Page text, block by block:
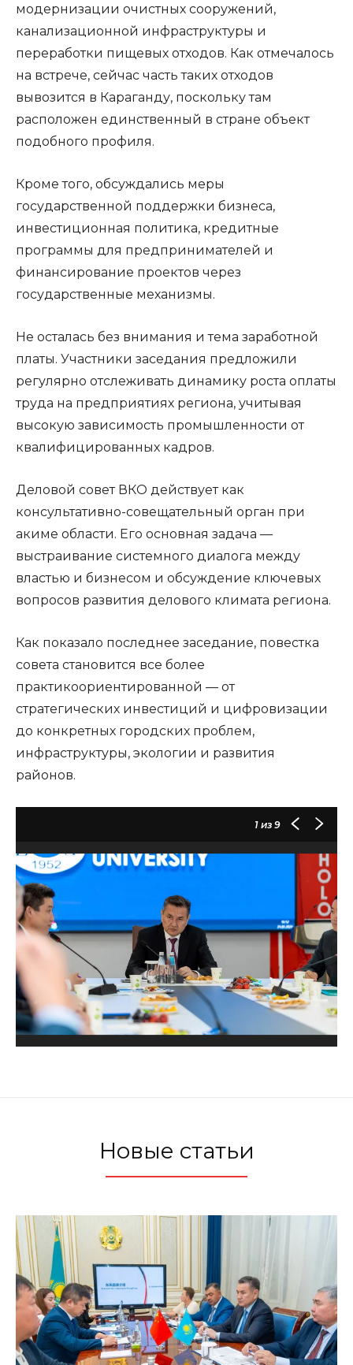
модернизации очистных сооружений,
канализационной инфраструктуры и
переработки пищевых отходов. Как отмечалось
на встрече, сейчас часть таких отходов
вывозится в Караганду, поскольку там
расположен единственный в стране объект
подобного профиля.
Кроме того, обсуждались меры
государственной поддержки бизнеса,
инвестиционная политика, кредитные
программы для предпринимателей и
финансирование проектов через
государственные механизмы.
Не осталась без внимания и тема заработной
платы. Участники заседания предложили
регулярно отслеживать динамику роста оплаты
труда на предприятиях региона, учитывая
высокую зависимость промышленности от
квалифицированных кадров.
Деловой совет ВКО действует как
консультативно-совещательный орган при
акиме области. Его основная задача —
выстраивание системного диалога между
властью и бизнесом и обсуждение ключевых
вопросов развития делового климата региона.
Как показало последнее заседание, повестка
совета становится все более
практикоориентированной — от
стратегических инвестиций и цифровизации
до конкретных городских проблем,
инфраструктуры, экологии и развития
районов.
1 из 9
Новые статьи